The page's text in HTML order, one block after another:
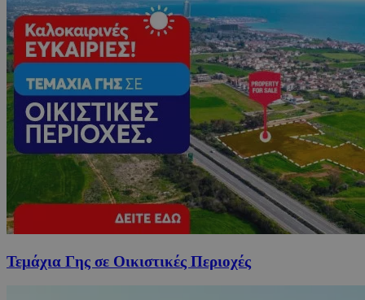
Τεμάχια Γης σε Οικιστικές Περιοχές